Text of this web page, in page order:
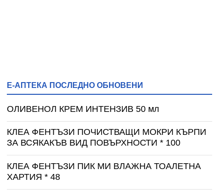
Е-АПТЕКА ПОСЛЕДНО ОБНОВЕНИ
ОЛИВЕНОЛ КРЕМ ИНТЕНЗИВ 50 мл
КЛЕА ФЕНТЪЗИ ПОЧИСТВАЩИ МОКРИ КЪРПИ
ЗА ВСЯКАКЪВ ВИД ПОВЪРХНОСТИ * 100
КЛЕА ФЕНТЪЗИ ПИК МИ ВЛАЖНА ТОАЛЕТНА
ХАРТИЯ * 48